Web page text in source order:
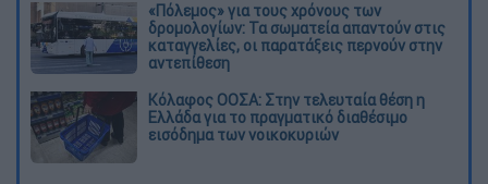
«Πόλεμος» για τους χρόνους των
δρομολογίων: Τα σωματεία απαντούν στις
καταγγελίες, οι παρατάξεις περνούν στην
αντεπίθεση
Κόλαφος ΟΟΣΑ: Στην τελευταία θέση η
Ελλάδα για το πραγματικό διαθέσιμο
εισόδημα των νοικοκυριών